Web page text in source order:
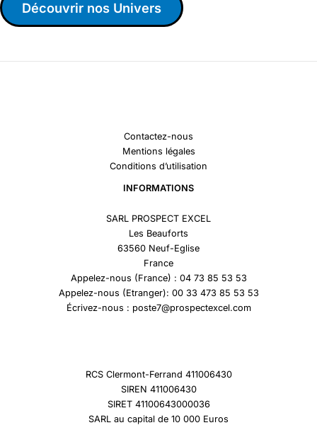
Découvrir nos Univers
Contactez-nous
Mentions légales
Conditions d’utilisation
INFORMATIONS
SARL PROSPECT EXCEL
Les Beauforts
63560 Neuf-Eglise
France
Appelez-nous (France) : 04 73 85 53 53
Appelez-nous (Etranger): 00 33 473 85 53 53
Écrivez-nous : poste7@prospectexcel.com
RCS Clermont-Ferrand 411006430
SIREN 411006430
SIRET 41100643000036
SARL au capital de 10 000 Euros